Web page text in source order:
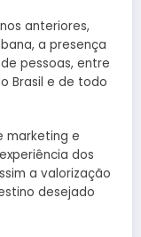
anteriores,
a presença
pessoas, entre
Brasil e de todo
marketing e
dos
a valorização
desejado